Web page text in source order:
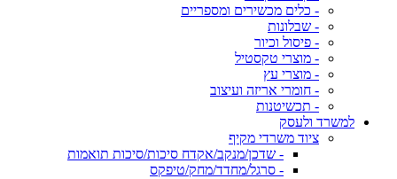
- כלים מכשירים ומספריים
- שבלונות
- פיסול וכיור
- מוצרי טקסטיל
- מוצרי עץ
- חומרי אריזה ועיצוב
- תכשיטנות
למשרד ולעסק
ציוד משרדי מקיף
- שדכן/מנקב/אקדח סיכות/סיכות תואמות
- סרגל/מחדד/מחק/טיפקס